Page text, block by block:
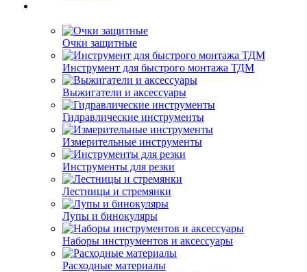
Очки защитные
Инструмент для быстрого монтажа ТДМ
Выжигатели и аксессуары
Гидравлические инструменты
Измерительные инструменты
Инструменты для резки
Лестницы и стремянки
Лупы и бинокуляры
Наборы инструментов и аксессуары
Расходные материалы